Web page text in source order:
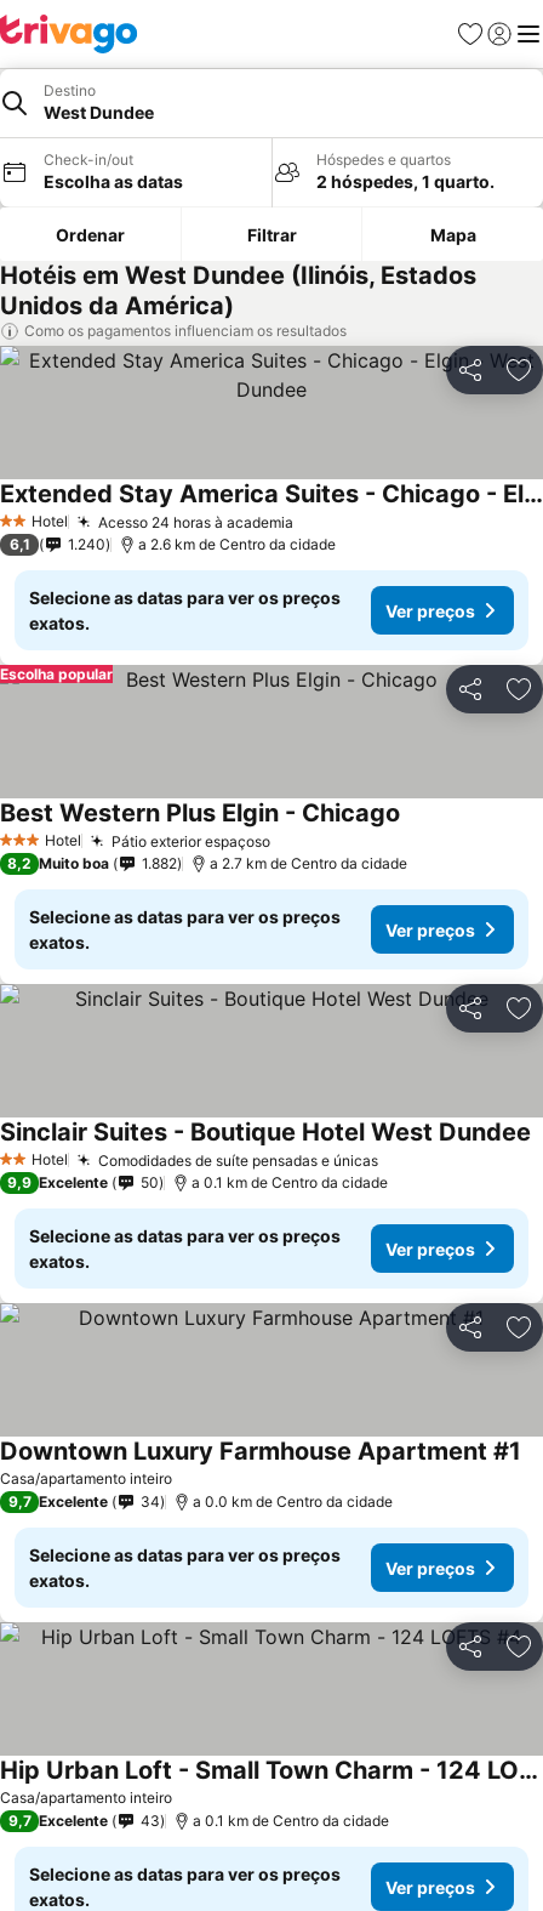
Favoritos
Iniciar
Destino
West Dundee
Check-in/out
Escolha as datas
Hóspedes e quartos
2 hóspedes, 1 quarto.
Ordenar Filtrar Mapa
Hotéis em West Dundee (Ilinóis, Estados
Unidos da América)
Como os pagamentos influenciam os resultados
Partilhar
2 Estrelas
Hotel Acesso 24 horas à academia
Extended Stay America Suites - Chicago - Elgin - West Dundee
Ver preços
6,1 1.240 a 2.6 km de Centro da cidade
Selecione as datas para ver os preços
exatos.
Ver preços
Partilhar
Escolha popular
3 EstrelasHotel Pátio exterior espaçosoVer preços
Best Western Plus Elgin - Chicago
8,2 Muito boa 1.882 a 2.7 km de Centro da cidade
Selecione as datas para ver os preços
exatos.
Ver preços
Partilhar
2 Estrelas
Hotel Comodidades de suíte pensadas e únicasVer preços
Sinclair Suites - Boutique Hotel West Dundee
9,9 Excelente 50 a 0.1 km de Centro da cidade
Selecione as datas para ver os preços
exatos.
Ver preços
Partilhar
Casa/apartamento inteiro
Downtown Luxury Farmhouse Apartment #1
9,7 Excelente 34 a 0.0 km de Centro da cidade
Selecione as datas para ver os preços
exatos.
Ver preços
Partilhar
Casa/apartamento inteiro
Hip Urban Loft - Small Town Charm - 124 LOFTS #4
Ver preços
9,7 Excelente 43 a 0.1 km de Centro da cidade
Selecione as datas para ver os preços
exatos.
Ver preços